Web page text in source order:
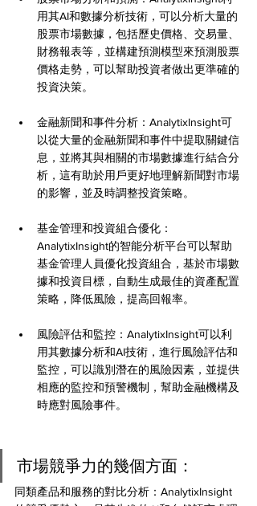
用其AI和數據分析技術，可以分析大量的
股票市場數據，包括歷史價格、交易量、
財務報表等，並構建預測模型來預測股票
價格走勢，可以幫助投資者做出更準確的
投資決策。
金融新聞和事件分析：AnalytixInsight可
以從大量的金融新聞和事件中提取關鍵信
息，並將其與相關的市場數據進行結合分
析，這有助於用戶更好地理解新聞對市場
的影響，並及時調整投資策略。
基金管理和投資組合優化：
AnalytixInsight的智能分析平台可以幫助
基金管理人員優化投資組合，基於市場數
據和投資目標，自動生成最佳的資產配置
策略，降低風險，提高回報率。
風險評估和監控：AnalytixInsight可以利
用其數據分析和AI技術，進行風險評估和
監控，可以識別潛在的風險因素，並提供
相應的監控和預警機制，幫助金融機構及
時應對風險事件。
市場競爭力的幾個方面：
同類產品和服務的對比分析：AnalytixInsight